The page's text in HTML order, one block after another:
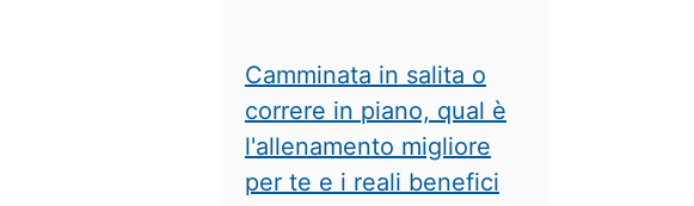
Camminata in salita o
correre in piano, qual è
l'allenamento migliore
per te e i reali benefici